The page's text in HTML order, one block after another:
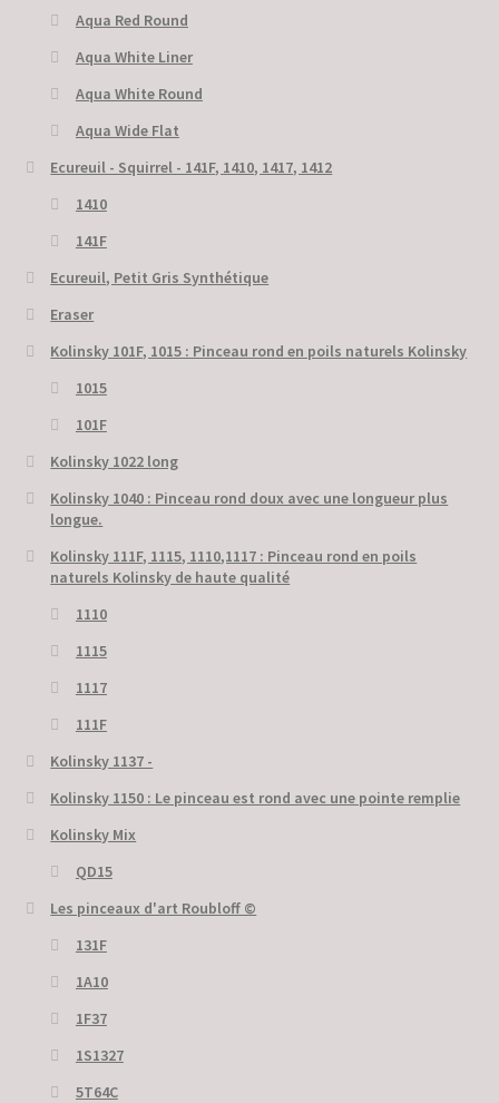
Aqua Red Round
Aqua White Liner
Aqua White Round
Aqua Wide Flat
Ecureuil - Squirrel - 141F, 1410, 1417, 1412
1410
141F
Ecureuil, Petit Gris Synthétique
Eraser
Kolinsky 101F, 1015 : Pinceau rond en poils naturels Kolinsky
1015
101F
Kolinsky 1022 long
Kolinsky 1040 : Pinceau rond doux avec une longueur plus
longue.
Kolinsky 111F, 1115, 1110,1117 : Pinceau rond en poils
naturels Kolinsky de haute qualité
1110
1115
1117
111F
Kolinsky 1137 -
Kolinsky 1150 : Le pinceau est rond avec une pointe remplie
Kolinsky Mix
QD15
Les pinceaux d'art Roubloff ©
131F
1A10
1F37
1S1327
5T64C